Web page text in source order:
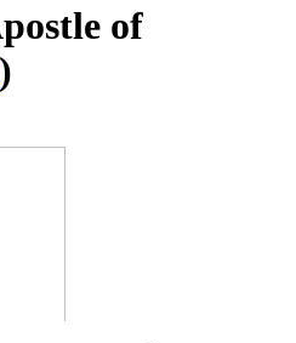
of
)